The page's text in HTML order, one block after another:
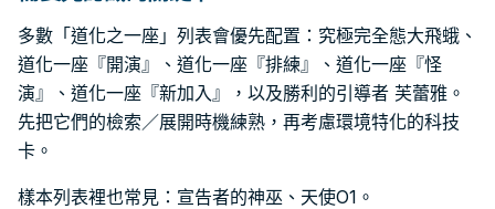
多數「道化之一座」列表會優先配置：究極完全態大飛蛾、
道化一座『開演』、道化一座『排練』、道化一座『怪
演』、道化一座『新加入』，以及勝利的引導者 芙蕾雅。
先把它們的檢索／展開時機練熟，再考慮環境特化的科技
卡。
樣本列表裡也常見：宣告者的神巫、天使O1。